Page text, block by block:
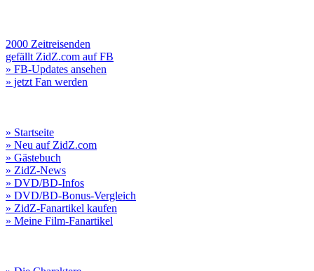
2000 Zeitreisenden
gefällt ZidZ.com auf FB
» FB-Updates ansehen
» jetzt Fan werden
» Startseite
» Neu auf ZidZ.com
» Gästebuch
» ZidZ-News
» DVD/BD-Infos
» DVD/BD-Bonus-Vergleich
» ZidZ-Fanartikel kaufen
» Meine Film-Fanartikel